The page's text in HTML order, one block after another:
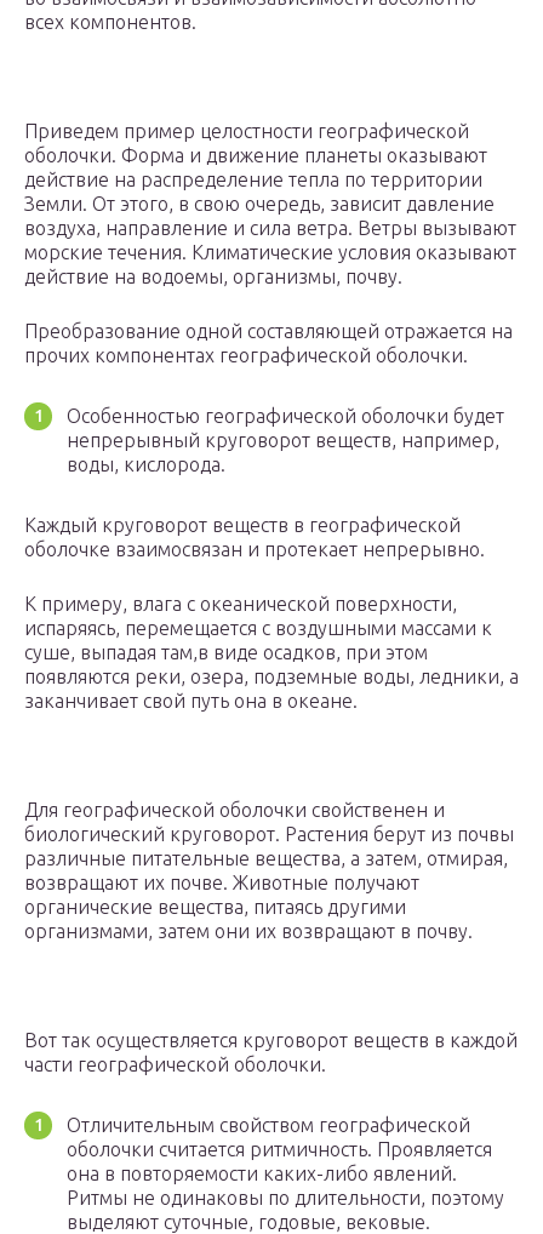
всех компонентов.
Приведем пример целостности географической
оболочки. Форма и движение планеты оказывают
действие на распределение тепла по территории
Земли. От этого, в свою очередь, зависит давление
воздуха, направление и сила ветра. Ветры вызывают
морские течения. Климатические условия оказывают
действие на водоемы, организмы, почву.
Преобразование одной составляющей отражается на
прочих компонентах географической оболочки.
Особенностью географической оболочки будет
непрерывный круговорот веществ, например,
воды, кислорода.
Каждый круговорот веществ в географической
оболочке взаимосвязан и протекает непрерывно.
К примеру, влага с океанической поверхности,
испаряясь, перемещается с воздушными массами к
суше, выпадая там,в виде осадков, при этом
появляются реки, озера, подземные воды, ледники, а
заканчивает свой путь она в океане.
Для географической оболочки свойственен и
биологический круговорот. Растения берут из почвы
различные питательные вещества, а затем, отмирая,
возвращают их почве. Животные получают
органические вещества, питаясь другими
организмами, затем они их возвращают в почву.
Вот так осуществляется круговорот веществ в каждой
части географической оболочки.
Отличительным свойством географической
оболочки считается ритмичность. Проявляется
она в повторяемости каких-либо явлений.
Ритмы не одинаковы по длительности, поэтому
выделяют суточные, годовые, вековые.